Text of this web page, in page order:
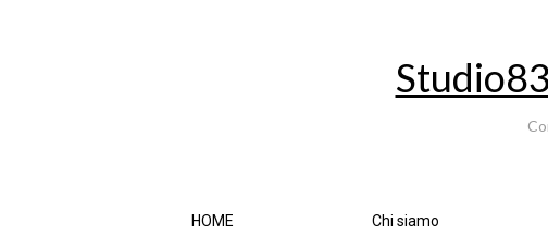
HOME Chi siamo